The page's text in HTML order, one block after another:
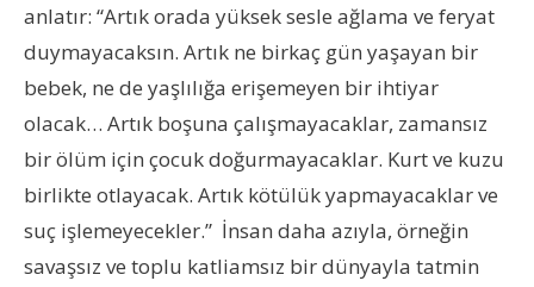
anlatır: “Artık orada yüksek sesle ağlama ve feryat
duymayacaksın. Artık ne birkaç gün yaşayan bir
bebek, ne de yaşlılığa erişemeyen bir ihtiyar
olacak… Artık boşuna çalışmayacaklar, zamansız
bir ölüm için çocuk doğurmayacaklar. Kurt ve kuzu
birlikte otlayacak. Artık kötülük yapmayacaklar ve
suç işlemeyecekler.” İnsan daha azıyla, örneğin
savaşsız ve toplu katliamsız bir dünyayla tatmin